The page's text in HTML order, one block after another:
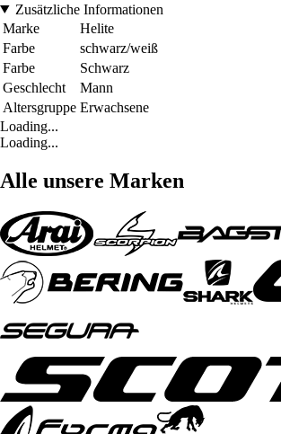
Zusätzliche Informationen
Marke
Helite
Farbe
schwarz/weiß
Farbe
Schwarz
Geschlecht
Mann
Altersgruppe Erwachsene
Loading...
Loading...
Alle unsere Marken